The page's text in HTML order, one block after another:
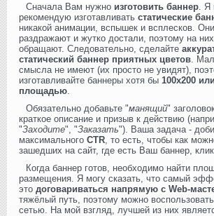
Сначала Вам нужно изготовить баннер .
рекомендую изготавливать статические
никакой анимации, вспышек и всплесков.
раздражают и жутко достали, поэтому на
обращают. Следовательно, сделайте
статический баннер приятных цветов .
смысла не имеют (их просто не увидят),
изготавливайте баннеры хотя бы 100x200
площадью
Обязательно добавьте "манящий"
краткое описание и призыв к действию
"Заходите", "Заказать"). Ваша задача -
максимального CTR , то есть, чтобы как
зашедших на сайт, где есть Ваш баннер,
Когда баннер готов, необходимо найти
размещения. Я могу сказать, что самый
это договариваться напрямую с Web-
тяжёлый путь, поэтому можно
сетью. На мой взгляд, лучшей из них